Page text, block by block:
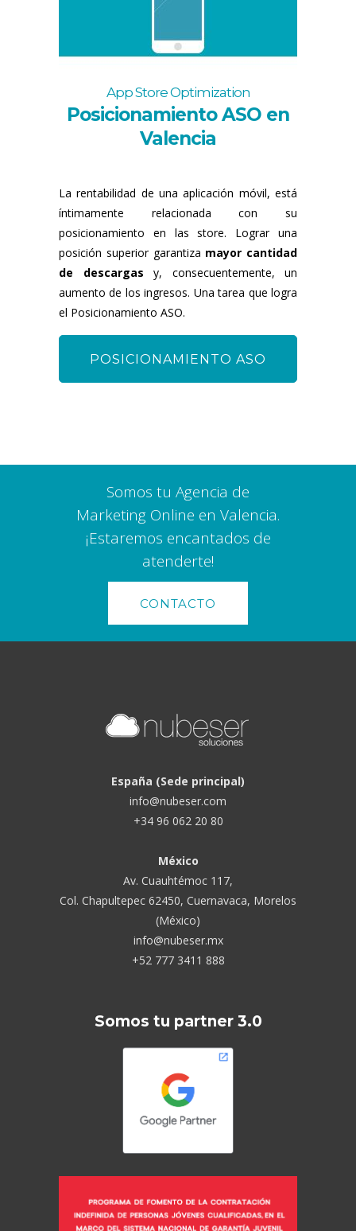
App Store Optimization
Posicionamiento ASO en
Valencia
La rentabilidad de una aplicación móvil, está
íntimamente relacionada con su
posicionamiento en las store. Lograr una
posición superior garantiza mayor cantidad
de descargas y, consecuentemente, un
aumento de los ingresos. Una tarea que logra
el Posicionamiento ASO.
POSICIONAMIENTO ASO
Somos tu Agencia de
Marketing Online en Valencia.
¡Estaremos encantados de
atenderte!
CONTACTO
España (Sede principal)
info@nubeser.com
+34 96 062 20 80
México
Av. Cuauhtémoc 117,
Col. Chapultepec 62450, Cuernavaca, Morelos
(México)
info@nubeser.mx
+52 777 3411 888
Somos tu partner 3.0